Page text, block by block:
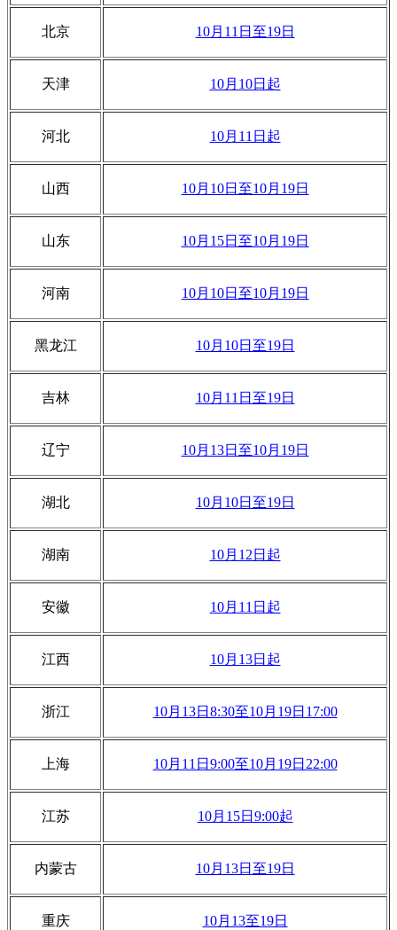
北京 10月11日至19日
天津 10月10日起
河北 10月11日起
山西 10月10日至10月19日
山东 10月15日至10月19日
河南 10月10日至10月19日
黑龙江 10月10日至19日
吉林 10月11日至19日
辽宁 10月13日至10月19日
湖北 10月10日至19日
湖南 10月12日起
安徽 10月11日起
江西 10月13日起
浙江 10月13日8:30至10月19日17:00
上海 10月11日9:00至10月19日22:00
江苏 10月15日9:00起
内蒙古 10月13日至19日
重庆 10月13至19日